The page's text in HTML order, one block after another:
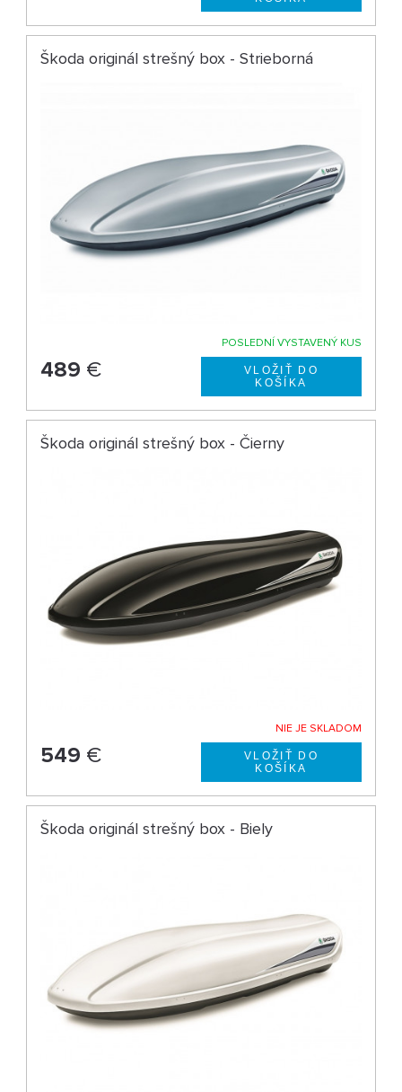
Škoda originál strešný box - Strieborná
POSLEDNÍ VYSTAVENÝ KUS
489 €
Škoda originál strešný box - Čierny
NIE JE SKLADOM
549 €
Škoda originál strešný box - Biely